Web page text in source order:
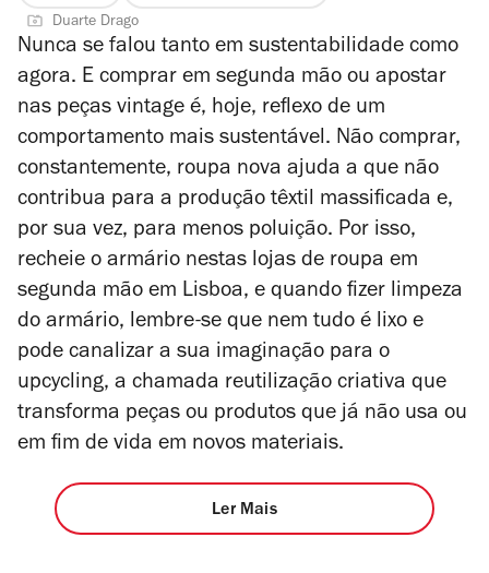
Duarte Drago
Nunca se falou tanto em sustentabilidade como
agora. E comprar em segunda mão ou apostar
nas peças vintage é, hoje, reflexo de um
comportamento mais sustentável. Não comprar,
constantemente, roupa nova ajuda a que não
contribua para a produção têxtil massificada e,
por sua vez, para menos poluição. Por isso,
recheie o armário nestas lojas de roupa em
segunda mão em Lisboa, e quando fizer limpeza
do armário, lembre-se que nem tudo é lixo e
pode canalizar a sua imaginação para o
upcycling, a chamada reutilização criativa que
transforma peças ou produtos que já não usa ou
em fim de vida em novos materiais.
Ler Mais